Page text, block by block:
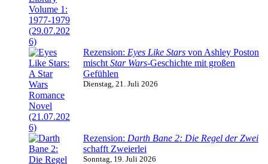
Rezension: Eyes Like Stars von Ashley Poston
mischt Star Wars-Geschichte mit großen
Gefühlen
Dienstag, 21. Juli 2026
Rezension: Darth Bane 2: Die Regel der Zwei
schafft Zweierlei
Sonntag, 19. Juli 2026